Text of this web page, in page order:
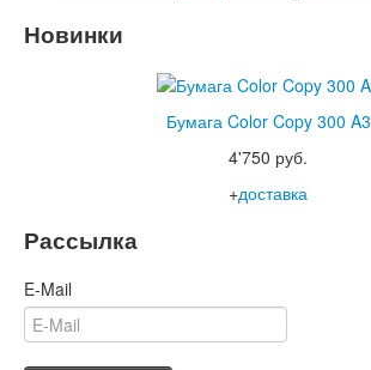
Новинки
Бумага Color Copy 300 A3
4'750 руб.
+доставка
Рассылка
E-Mail